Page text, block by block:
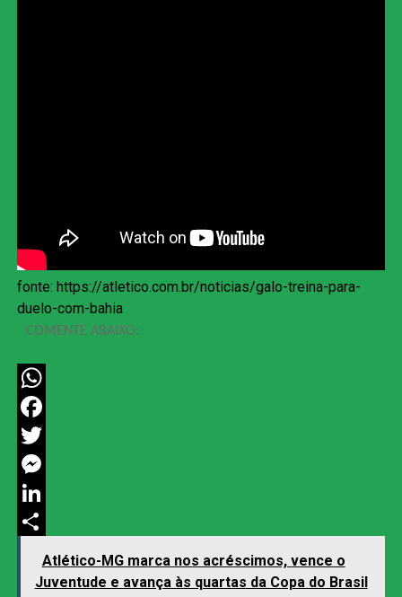
fonte: https://atletico.com.br/noticias/galo-treina-para-
duelo-com-bahia
COMENTE ABAIXO:
WhatsApp
Facebook
Twitter
Messenger
LinkedIn
Atlético-MG marca nos acréscimos, vence o
Juventude e avança às quartas da Copa do Brasil